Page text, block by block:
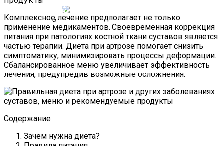
Питании, Отзывы И Результаты
Вкусной Диеты
Как Выглядят Жены Солистов
Легендарной Группы Modern Talking?
Красоток «Виа Гры»
Комплексное лечение предполагает не только
применение медикаментов. Своевременная коррекция
питания при патологиях костной ткани суставов является
частью терапии. Диета при артрозе помогает снизить
симптоматику, минимизировать процессы деформации.
Сбалансированное меню увеличивает эффективность
лечения, предупредив возможные осложнения.
Содержание
Зачем нужна диета?